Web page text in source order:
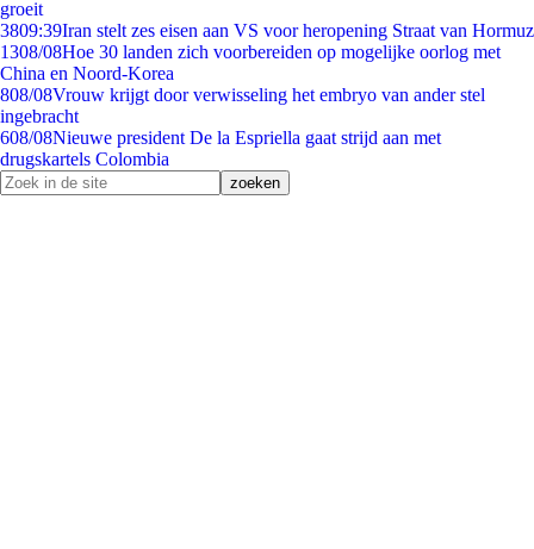
groeit
3809:39Iran stelt zes eisen aan VS voor heropening Straat van Hormuz
1308/08Hoe 30 landen zich voorbereiden op mogelijke oorlog met
China en Noord-Korea
808/08Vrouw krijgt door verwisseling het embryo van ander stel
ingebracht
608/08Nieuwe president De la Espriella gaat strijd aan met
drugskartels Colombia